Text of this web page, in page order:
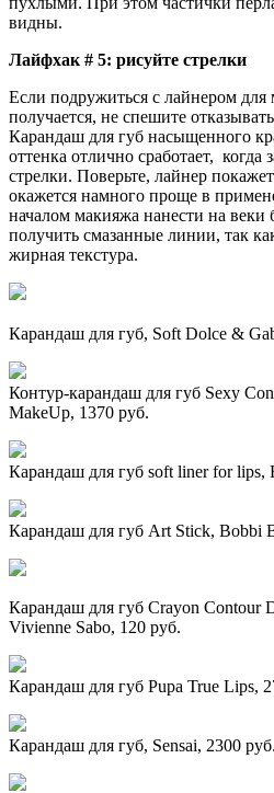
видны.
Лайфхак # 5: рисуйте стрелки
Если подружиться с лайнером для
получается, не спешите
Карандаш для губ насыщенного
оттенка отлично сработает, когда
стрелки. Поверьте, лайнер
окажется намного проще в
началом макияжа нанести на веки
получить смазанные линии, так
жирная текстура.
Карандаш для губ, Soft Dolce &
Контур-карандаш для губ Sexy
MakeUp, 1370 руб.
Карандаш для губ soft liner for lips,
Карандаш для губ Art Stick, Bobbi
Карандаш для губ Crayon Contour
Vivienne Sabo, 120 руб.
Карандаш для губ Pupa True Lips,
Карандаш для губ, Sensai, 2300 руб.